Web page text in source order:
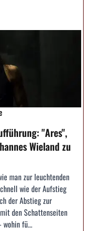
"Ares",
Wieland zu
man zur leuchtenden
wie der Aufstieg
der Abstieg zur
den Schattenseiten
wohin fü...